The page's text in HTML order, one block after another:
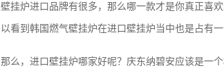
壁挂炉进口品牌有很多，那么哪一款才是你真正喜
以看到韩国燃气壁挂炉在进口壁挂炉当中也是占有一
那么，进口壁挂炉哪家好呢？庆东纳碧安应该是一